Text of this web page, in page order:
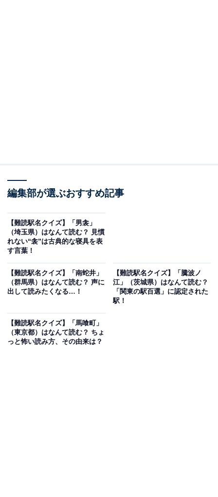
【難読駅名クイズ】「県」（栃木県）はなんて
読む？ もちろん、“けん”とは読みません！
1
編集部が選ぶおすすめ記事
【難読駅名クイズ】「男衾」
（埼玉県）はなんて読む？ 見慣
れない“衾”は古典的な寝具を表
す言葉！
【難読駅名クイズ】「南蛇井」
（群馬県）はなんて読む？ 声に
出して読みたくなる…！
【難読駅名クイズ】「騰波ノ
江」（茨城県）はなんて読む？
「関東の駅百選」に認定された
駅！
【難読駅名クイズ】「馬喰町」
（東京都）はなんて読む？ ちょ
っと怖い読み方、その由来は？